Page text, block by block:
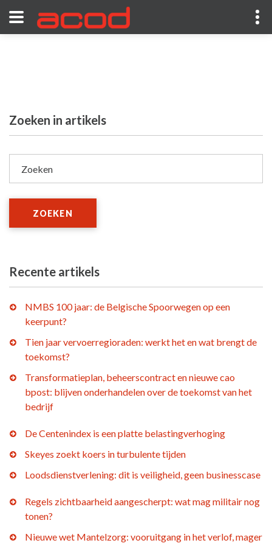
Zoeken in artikels
Zoeken
ZOEKEN
Recente artikels
NMBS 100 jaar: de Belgische Spoorwegen op een
keerpunt?
Tien jaar vervoerregioraden: werkt het en wat brengt de
toekomst?
Transformatieplan, beheerscontract en nieuwe cao
bpost: blijven onderhandelen over de toekomst van het
bedrijf
De Centenindex is een platte belastingverhoging
Skeyes zoekt koers in turbulente tijden
Loodsdienstverlening: dit is veiligheid, geen businesscase
Regels zichtbaarheid aangescherpt: wat mag militair nog
tonen?
Nieuwe wet Mantelzorg: vooruitgang in het verlof, mager